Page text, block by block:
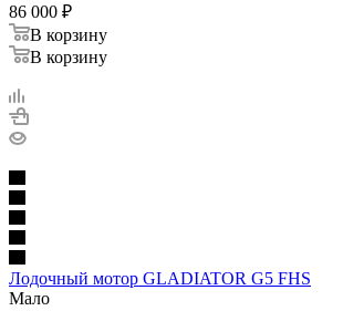
86 000 ₽
В корзину
В корзину
Лодочный мотор GLADIATOR G5 FHS
Мало